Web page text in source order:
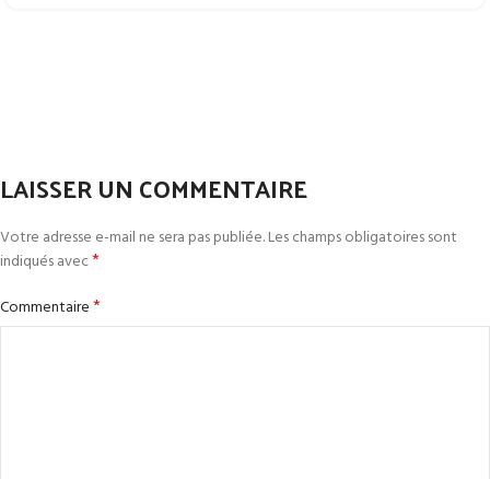
LAISSER UN COMMENTAIRE
Votre adresse e-mail ne sera pas publiée.Les champs obligatoires sont
indiqués avec*
Commentaire*